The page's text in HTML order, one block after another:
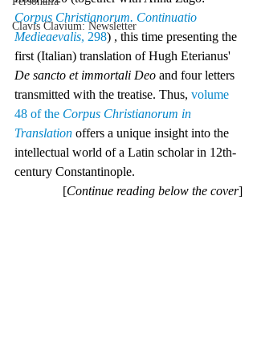
Clavis Clavium: Newsletter
Corpus Christianorum. Continuatio
Medieaevalis, 298) , this time presenting the
first (Italian) translation of Hugh Eterianus'
De sancto et immortali Deo and four letters
transmitted with the treatise. Thus, volume
48 of the Corpus Christianorum in
Translation offers a unique insight into the
intellectual world of a Latin scholar in 12th-
century Constantinople.
[Continue reading below the cover]